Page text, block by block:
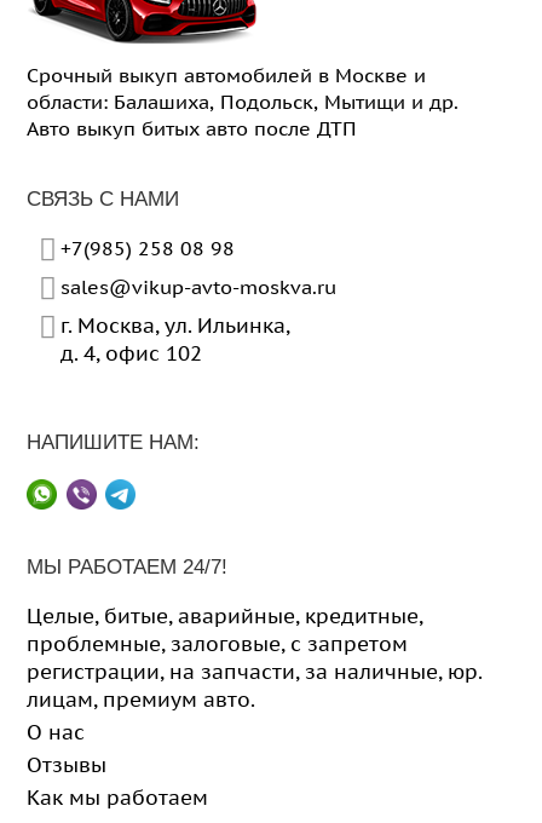
Срочный выкуп автомобилей в Москве и
области: Балашиха, Подольск, Мытищи и др.
Авто выкуп битых авто после ДТП
СВЯЗЬ С НАМИ
+7(985) 258 08 98
sales@vikup-avto-moskva.ru
г. Москва,ул. Ильинка,
д. 4, офис 102
НАПИШИТЕ НАМ:
МЫ РАБОТАЕМ 24/7!
Целые, битые,аварийные, кредитные,
проблемные, залоговые, с запретом
регистрации, на запчасти, за наличные, юр.
лицам, премиум авто.
О нас
Отзывы
Как мы работаем